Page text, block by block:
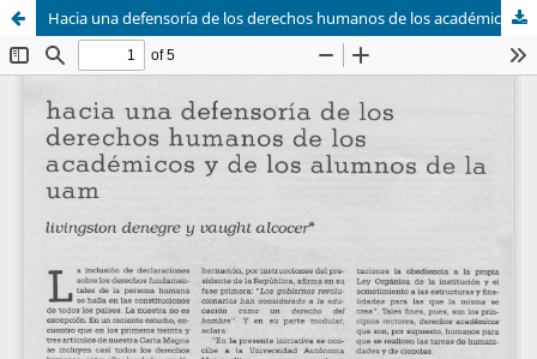
Hacia una defensoría de los derechos humanos de los académicos y de los alumnos de la UAM